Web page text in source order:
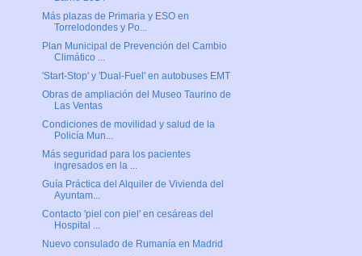
Más plazas de Primaria y ESO en
Torrelodondes y Po...
Plan Municipal de Prevención del Cambio
Climático ...
'Start-Stop' y 'Dual-Fuel' en autobuses EMT
Obras de ampliación del Museo Taurino de
Las Ventas
Condiciones de movilidad y salud de la
Policía Mun...
Más seguridad para los pacientes
ingresados en la ...
Guía Práctica del Alquiler de Vivienda del
Ayuntam...
Contacto 'piel con piel' en cesáreas del
Hospital ...
Nuevo consulado de Rumanía en Madrid